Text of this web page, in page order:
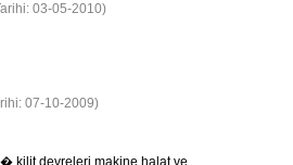
03-05-2010)
07-10-2009)
devreleri,makine,halat ve